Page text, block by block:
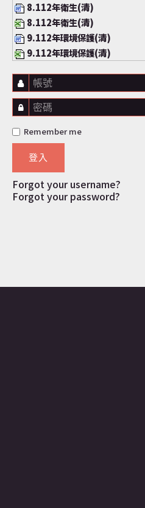
8.112年衛生(清)
8.112年衛生(清)
9.112年環境保護(清)
9.112年環境保護(清)
帳號
密碼
Remember me
登入
Forgot your username?
Forgot your password?